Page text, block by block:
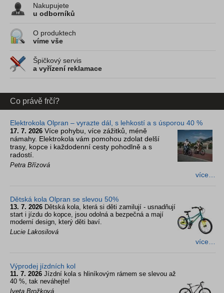
Nakupujete
u odborníků
O produktech
víme vše
Špičkový servis
a vyřízení reklamace
Co právě frčí?
Elektrokola Olpran – vyrazte dál, s lehkostí a s úsporou 40 %
17. 7. 2026 Více pohybu, více zážitků, méně
námahy. Elektrokola vám pomohou zdolat delší
trasy, kopce i každodenní cesty pohodlně a s
radostí.
Petra Břízová
více…
Dětská kola Olpran se slevou 50%
13. 7. 2026 Dětská kola, která si děti zamilují - usnadňují
start i jízdu do kopce, jsou odolná a bezpečná a mají
moderní design, který děti baví.
Lucie Lakosilová
více…
Výprodej jízdních kol
11. 7. 2026 Jízdní kola s hliníkovým rámem se slevou až
40 %, tak neváhejte!
Iveta Brožková